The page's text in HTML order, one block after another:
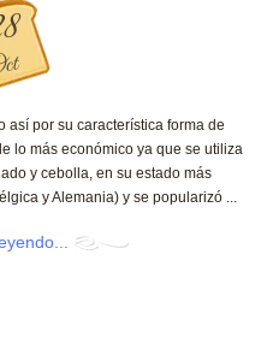
así por su característica forma de
lo más económico ya que se utiliza
y cebolla, en su estado más
y Alemania) y se popularizó ...